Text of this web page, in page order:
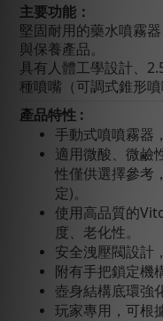
主要功能：
堅固耐用的藥水噴霧
與保養產品。
具有人體工學設計、
種噴嘴（可調式錐形噴
產品特性 :
手動式噴噴霧器
適用微酸、微鹼
性僅供選擇參考
定)。
使用高品質的
度、老化性。
安全洩壓閥設計
附有手把鎖定機
壺身結構底環強
玩家專用，可根